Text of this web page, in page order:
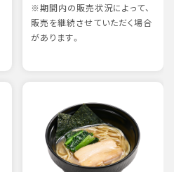
※期間内の販売状況によって、
販売を継続させていただく場合
があります。